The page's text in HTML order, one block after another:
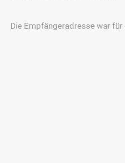
Die Empfängeradresse war